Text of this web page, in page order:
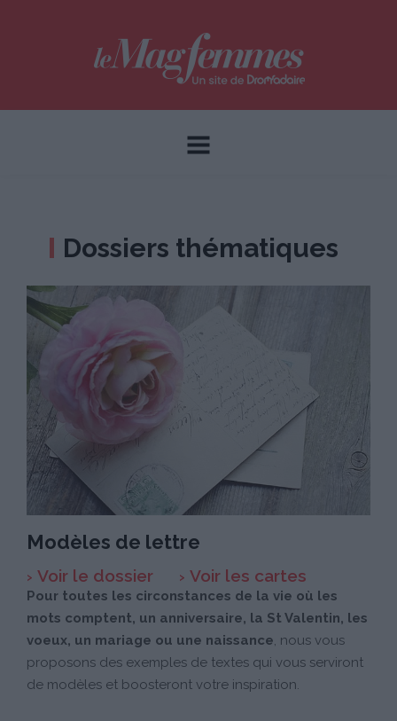
Dossiers thématiques
Modèles de lettre
Voir le dossier Voir les cartes
Pour toutes les circonstances de la vie où les
mots comptent, un anniversaire, la St Valentin, les
voeux, un mariage ou une naissance, nous vous
proposons des exemples de textes qui vous serviront
de modèles et boosteront votre inspiration.